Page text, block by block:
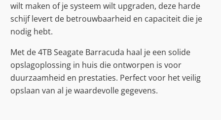
wilt maken of je systeem wilt upgraden, deze harde
schijf levert de betrouwbaarheid en capaciteit die je
nodig hebt.
Met de 4TB Seagate Barracuda haal je een solide
opslagoplossing in huis die ontworpen is voor
duurzaamheid en prestaties. Perfect voor het veilig
opslaan van al je waardevolle gegevens.